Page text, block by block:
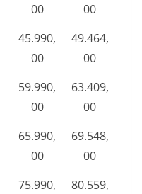
00
00
45.990,
00
49.464,
00
59.990,
00
63.409,
00
65.990,
00
69.548,
00
75.990,
80.559,